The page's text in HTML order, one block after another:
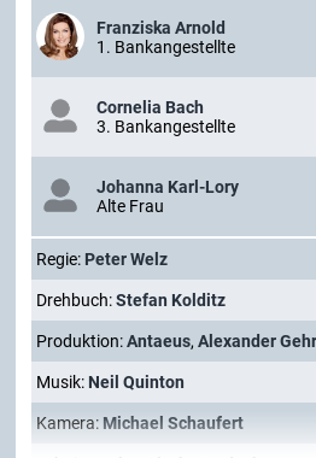
Franziska Arnold
1. Bankangestellte
Cornelia Bach
3. Bankangestellte
Johanna Karl-Lory
Alte Frau
Regie: Peter Welz
Drehbuch:Stefan Kolditz
Produktion:Antaeus, Alexander
Musik: Neil Quinton
Kamera: Michael Schaufert